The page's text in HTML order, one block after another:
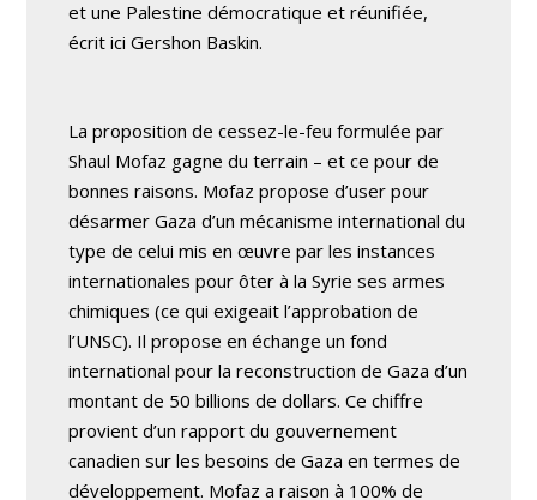
et une Palestine démocratique et réunifiée,
écrit ici Gershon Baskin.
La proposition de cessez-le-feu formulée par
Shaul Mofaz gagne du terrain – et ce pour de
bonnes raisons. Mofaz propose d’user pour
désarmer Gaza d’un mécanisme international du
type de celui mis en œuvre par les instances
internationales pour ôter à la Syrie ses armes
chimiques (ce qui exigeait l’approbation de
l’UNSC). Il propose en échange un fond
international pour la reconstruction de Gaza d’un
montant de 50 billions de dollars. Ce chiffre
provient d’un rapport du gouvernement
canadien sur les besoins de Gaza en termes de
développement. Mofaz a raison à 100% de